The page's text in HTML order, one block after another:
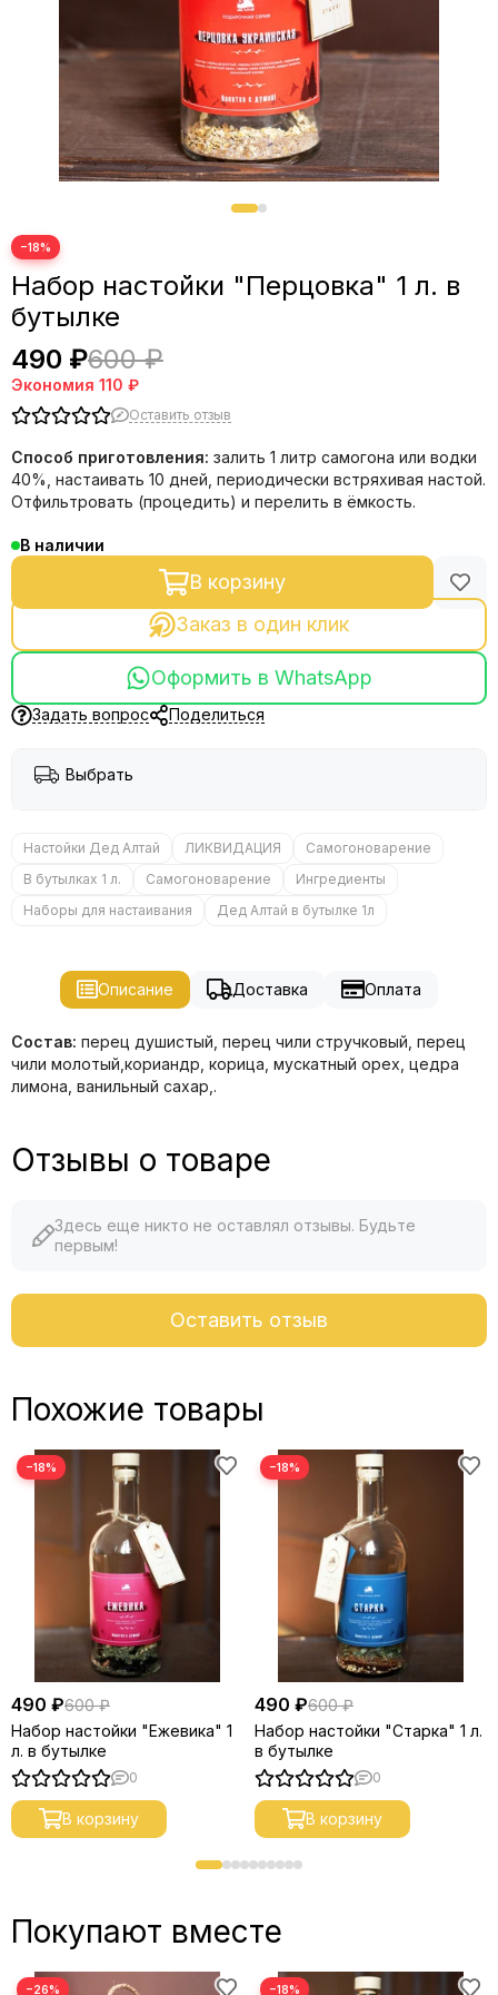
−18%
Набор настойки "Перцовка" 1 л. в
бутылке
490 ₽600 ₽
Экономия 110 ₽
Оставить отзыв
Способ приготовления: залить 1 литр самогона или водки
40%, настаивать 10 дней, периодически встряхивая настой.
Отфильтровать (процедить) и перелить в ёмкость.
В наличии
В корзину
Заказ в один клик
Оформить в WhatsApp
Задать вопрос Поделиться
Выбрать
Настойки Дед Алтай ЛИКВИДАЦИЯ
Самогоноварение
В бутылках 1 л.
Самогоноварение
Ингредиенты
Наборы для настаивания
Дед Алтай в бутылке 1л
Описание Доставка Оплата
Состав: перец душистый, перец чили стручковый, перец
чили молотый,кориандр, корица, мускатный орех, цедра
лимона, ванильный сахар,.
Отзывы о товаре
Здесь еще никто не оставлял отзывы. Будьте
первым!
Оставить отзыв
Похожие товары
−18%
490 ₽600 ₽
Набор настойки "Ежевика" 1
л. в бутылке
0
В корзину
−18%
490 ₽600 ₽
Набор настойки "Старка" 1 л.
в бутылке
0
В корзину
Покупают вместе
−26% −18%